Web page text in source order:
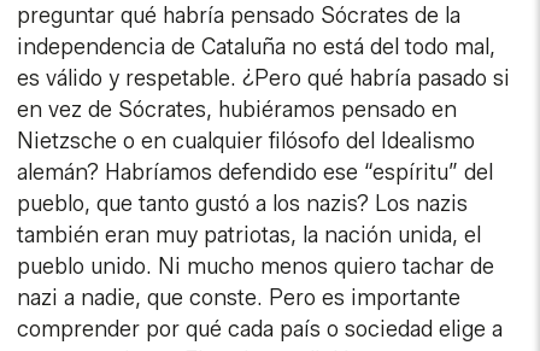
preguntar qué habría pensado Sócrates de la
independencia de Cataluña no está del todo mal,
es válido y respetable. ¿Pero qué habría pasado si
en vez de Sócrates, hubiéramos pensado en
Nietzsche o en cualquier filósofo del Idealismo
alemán? Habríamos defendido ese “espíritu” del
pueblo, que tanto gustó a los nazis? Los nazis
también eran muy patriotas, la nación unida, el
pueblo unido. Ni mucho menos quiero tachar de
nazi a nadie, que conste. Pero es importante
comprender por qué cada país o sociedad elige a